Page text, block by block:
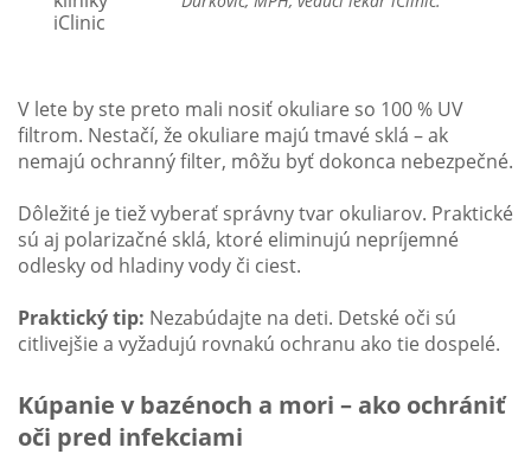
V lete by ste preto mali nosiť okuliare so 100 % UV
filtrom. Nestačí, že okuliare majú tmavé sklá – ak
nemajú ochranný filter, môžu byť dokonca nebezpečné.
Dôležité je tiež vyberať správny tvar okuliarov. Praktické
sú aj polarizačné sklá, ktoré eliminujú nepríjemné
odlesky od hladiny vody či ciest.
Praktický tip: Nezabúdajte na deti. Detské oči sú
citlivejšie a vyžadujú rovnakú ochranu ako tie dospelé.
Kúpanie v bazénoch a mori – ako ochrániť
oči pred infekciami